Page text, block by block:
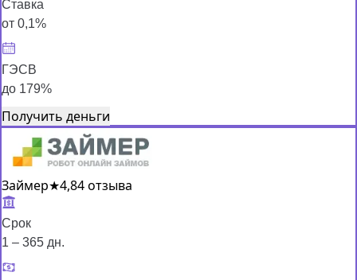
Ставка
от 0,1%
ГЭСВ
до 179%
Получить деньги
Займер★4,84 отзыва
Срок
1 – 365 дн.